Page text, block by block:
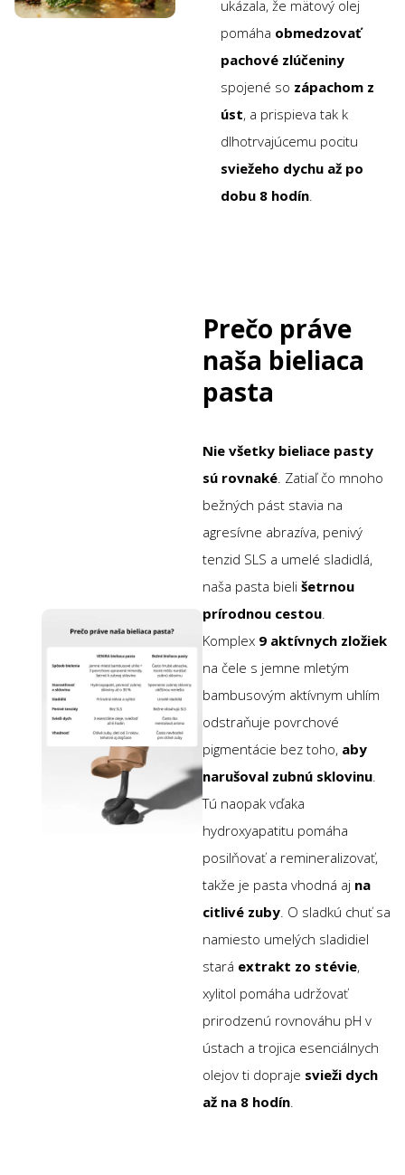
ukázala, že mätový olej
pomáha obmedzovať
pachové zlúčeniny
spojené so zápachom z
úst, a prispieva tak k
dlhotrvajúcemu pocitu
sviežeho dychu až po
dobu 8 hodín.
Prečo práve
naša bieliaca
pasta
Nie všetky bieliace pasty
sú rovnaké. Zatiaľ čo mnoho
bežných pást stavia na
agresívne abrazíva, penivý
tenzid SLS a umelé sladidlá,
naša pasta bieli šetrnou
prírodnou cestou.
Komplex 9 aktívnych zložiek
na čele s jemne mletým
bambusovým aktívnym uhlím
odstraňuje povrchové
pigmentácie bez toho, aby
narušoval zubnú sklovinu.
Tú naopak vďaka
hydroxyapatitu pomáha
posilňovať a remineralizovať,
takže je pasta vhodná aj na
citlivé zuby. O sladkú chuť sa
namiesto umelých sladidiel
stará extrakt zo stévie,
xylitol pomáha udržovať
prirodzenú rovnováhu pH v
ústach a trojica esenciálnych
olejov ti dopraje svieži dych
až na 8 hodín.